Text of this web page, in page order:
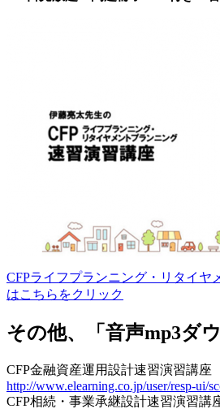
CFPライフプランニング・リタイヤ
はこちらをクリック
その他、「音声mp3ダ
CFP金融資産運用設計速習演習講座
http://www.elearning.co.jp/user/resp-ui/
CFP相続・事業承継設計速習演習講